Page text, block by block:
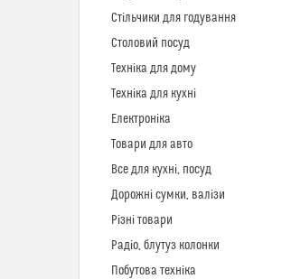
Стільчики для годування
Столовий посуд
Техніка для дому
Техніка для кухні
Електроніка
Товари для авто
Все для кухні, посуд
Дорожні сумки, валізи
Різні товари
Радіо, блутуз колонки
Побутова техніка